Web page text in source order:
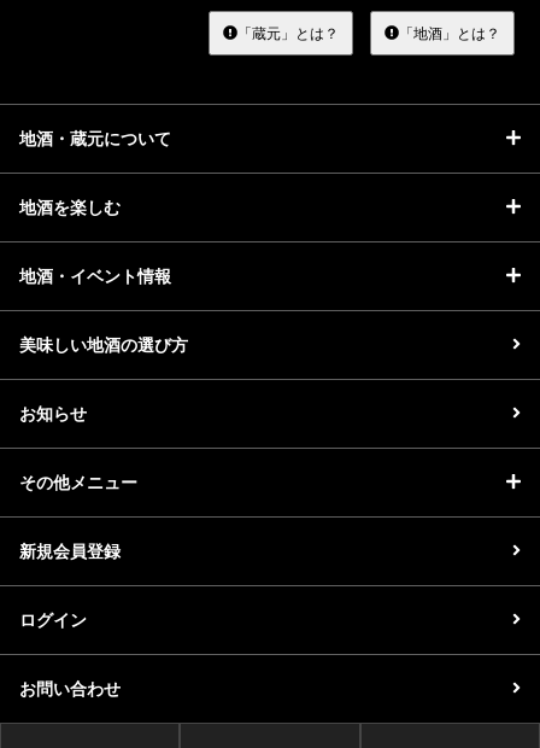
る
「蔵元」とは？ 「地酒」とは？
地酒・蔵元について
地酒を楽しむ
地酒・イベント情報
美味しい地酒の選び方
お知らせ
その他メニュー
新規会員登録
ログイン
お問い合わせ